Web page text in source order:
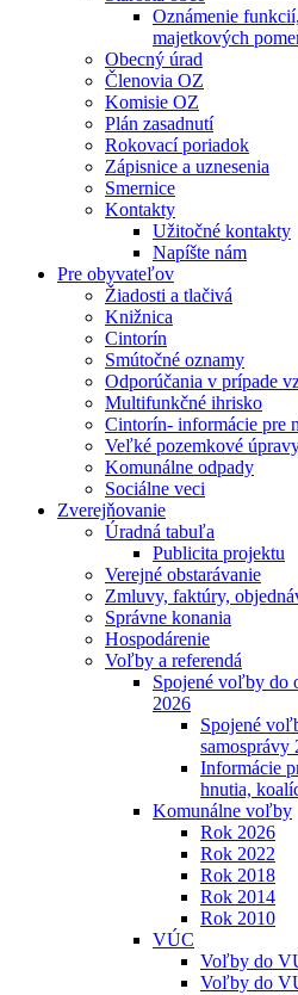
Oznámenie
majetkových
Obecný úrad
Členovia OZ
Komisie OZ
Plán zasadnutí
Rokovací poriadok
Zápisnice a uznesenia
Smernice
Kontakty
Užitočné kontakty
Napíšte nám
Pre obyvateľov
Žiadosti a tlačivá
Knižnica
Cintorín
Smútočné oznamy
Odporúčania v prípade
Multifunkčné ihrisko
Cintorín- informácie pre
Veľké pozemkové
Komunálne odpady
Sociálne veci
Zverejňovanie
Úradná tabuľa
Publicita projektu
Verejné obstarávanie
Zmluvy, faktúry,
Správne konania
Hospodárenie
Voľby a referendá
Spojené voľby do
2026
Spojené
samosprávy
Informácie
hnutia,
Komunálne voľby
Rok 2026
Rok 2022
Rok 2018
Rok 2014
Rok 2010
VÚC
Voľby do
Voľby do